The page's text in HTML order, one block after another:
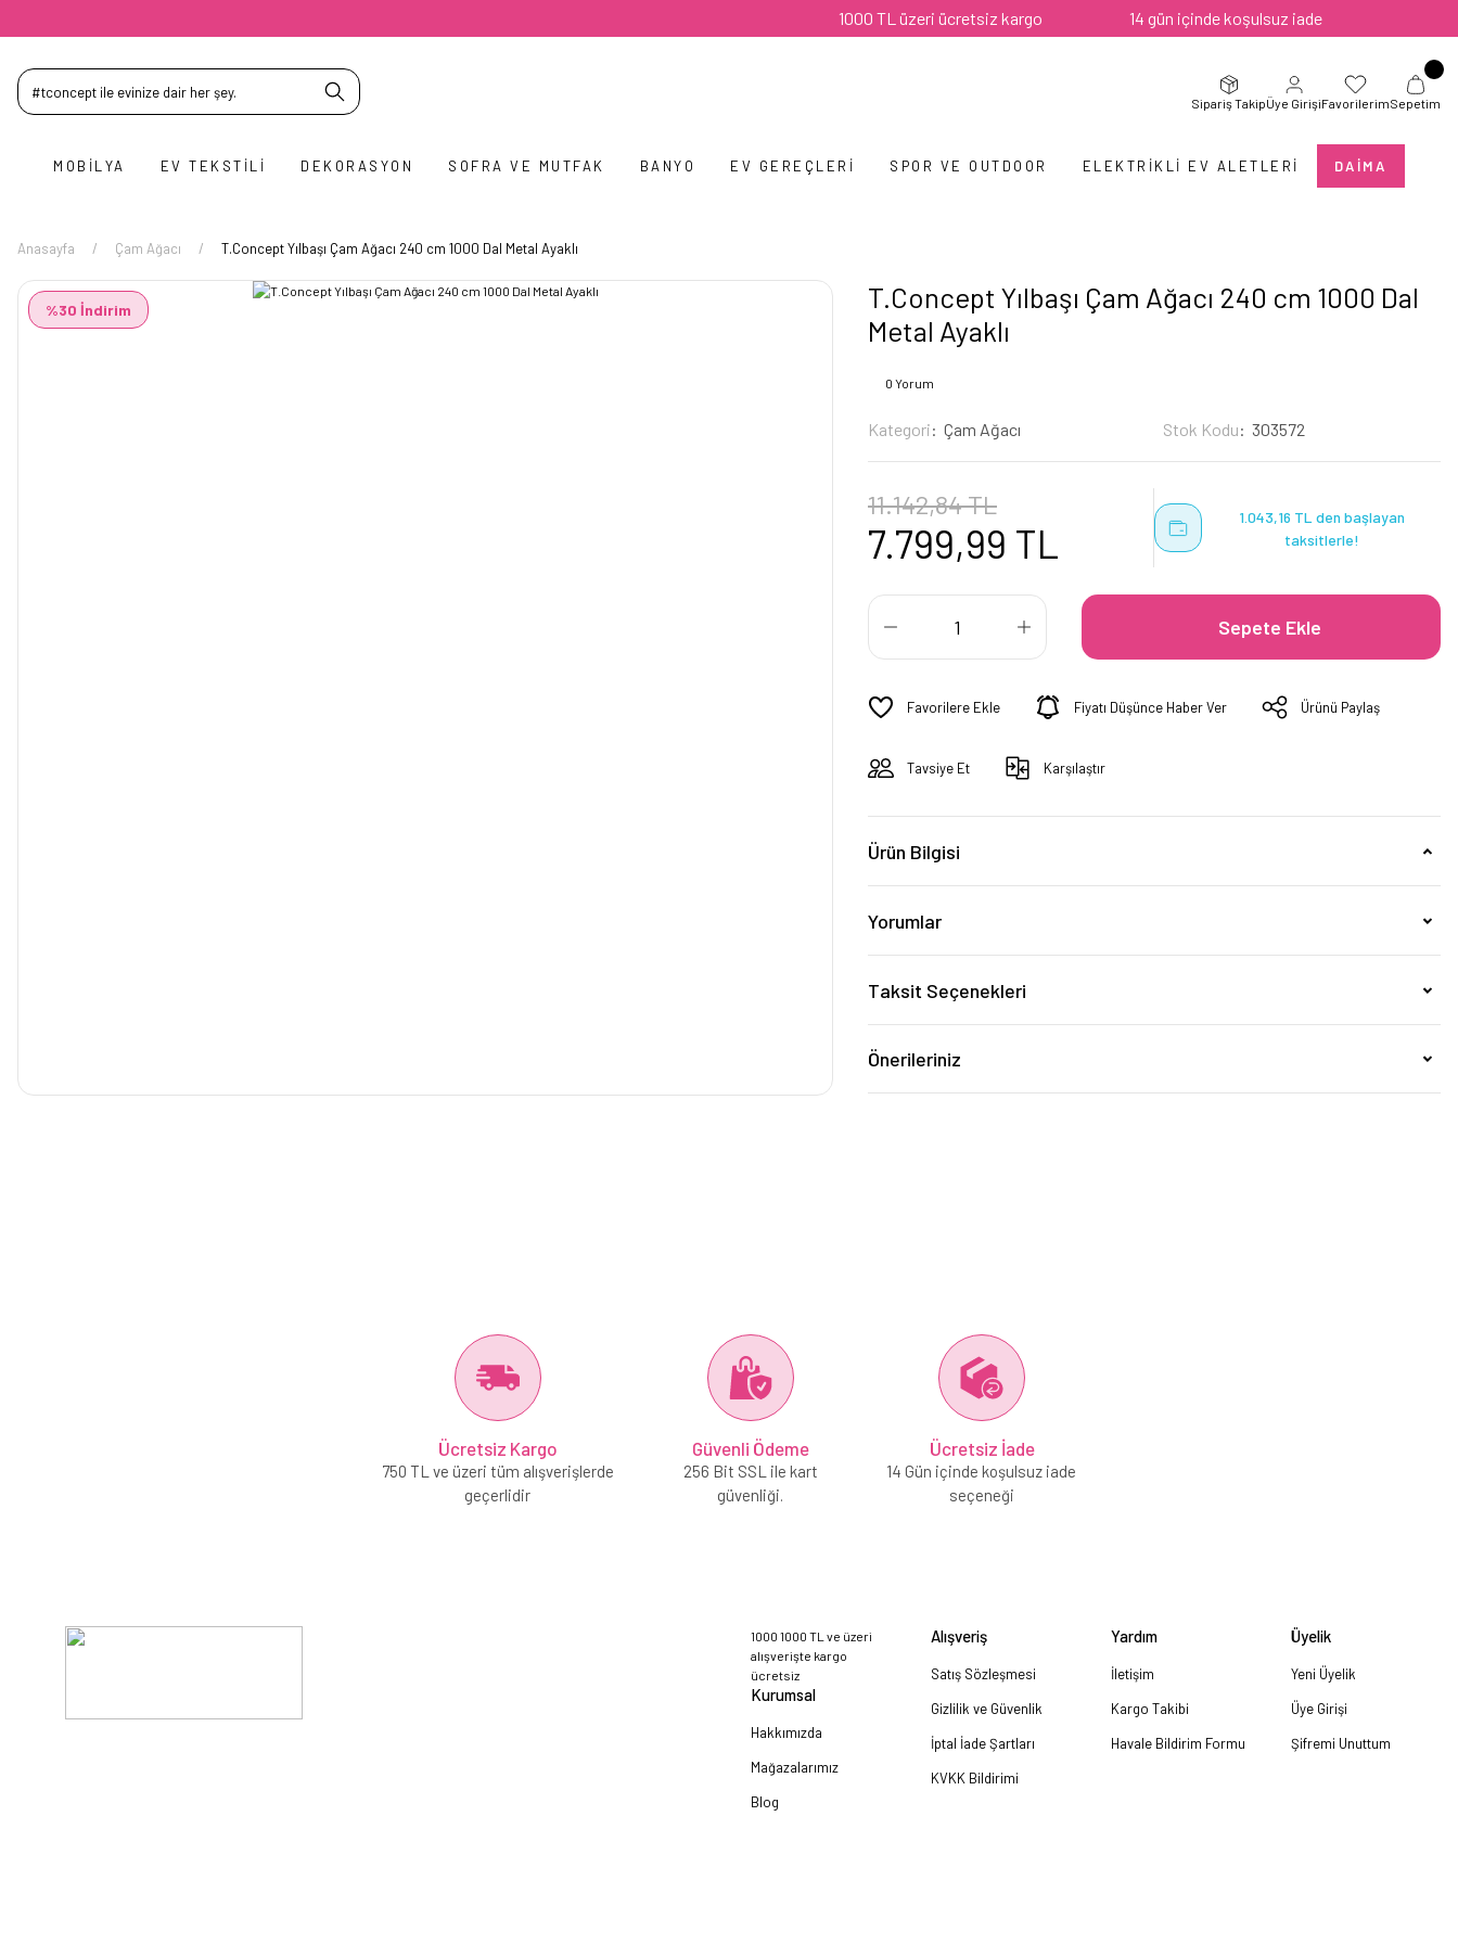
1000 TL üzeri ücretsiz kargo 14 gün içinde koşulsuz iade
Sipariş TakipÜye GirişiFavorilerimSepetim
MOBILYA EV TEKSTILI DEKORASYON SOFRA VE MUTFAK BANYO EV GEREÇLERI SPOR VE OUTDOOR ELEKTRIKLI EV ALETLERI DAIMA
Anasayfa Çam Ağacı T.Concept Yılbaşı Çam Ağacı 240 cm 1000 Dal Metal Ayaklı
%30 İndirim
T.Concept Yılbaşı Çam Ağacı 240 cm 1000 Dal
Metal Ayaklı
0 Yorum
Kategori Çam Ağacı Stok Kodu 303572
11.142,84 TL
7.799,99 TL
1.043,16 TL den başlayan
taksitlerle!
Sepete Ekle
Fiyatı Düşünce Haber Ver Ürünü Paylaş
Tavsiye Et Karşılaştır
Ürün Bilgisi
Yorumlar
Taksit Seçenekleri
Önerileriniz
Ücretsiz Kargo
750 TL ve üzeri tüm alışverişlerde
geçerlidir
Güvenli Ödeme
256 Bit SSL ile kart
güvenliği.
Ücretsiz İade
14 Gün içinde koşulsuz iade
seçeneği
1000 1000 TL ve üzeri
alışverişte kargo
ücretsiz
Kurumsal
Hakkımızda
Mağazalarımız
Blog
Alışveriş
Satış Sözleşmesi
Gizlilik ve Güvenlik
İptal İade Şartları
KVKK Bildirimi
Yardım
İletişim
Kargo Takibi
Havale Bildirim Formu
Üyelik
Yeni Üyelik
Üye Girişi
Şifremi Unuttum